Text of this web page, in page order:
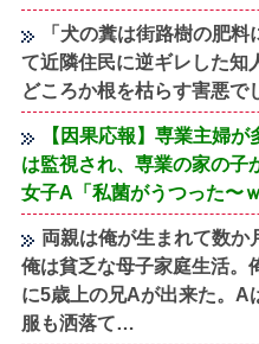
「犬の糞は街路樹の肥
て近隣住民に逆ギレした
どころか根を枯らす害悪で
【因果応報】専業主婦
は監視され、専業の家の
女子A「私菌がうつった〜
両親は俺が生まれて数か
俺は貧乏な母子家庭生活。
に5歳上の兄Aが出来た。A
服も洒落て…